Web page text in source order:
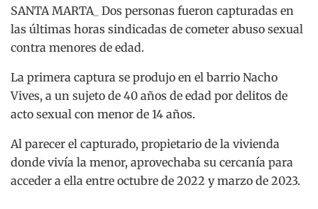
SANTA MARTA_ Dos personas fueron capturadas en
las últimas horas sindicadas de cometer abuso sexual
contra menores de edad.
La primera captura se produjo en el barrio Nacho
Vives, a un sujeto de 40 años de edad por delitos de
acto sexual con menor de 14 años.
Al parecer el capturado, propietario de la vivienda
donde vivía la menor, aprovechaba su cercanía para
acceder a ella entre octubre de 2022 y marzo de 2023.